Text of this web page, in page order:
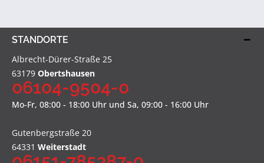
STANDORTE
Albrecht-Dürer-Straße 25
63179 Obertshausen
06104-9504-0
Mo-Fr, 08:00 - 18:00 Uhr und Sa, 09:00 - 16:00 Uhr
Gutenbergstraße 20
64331 Weiterstadt